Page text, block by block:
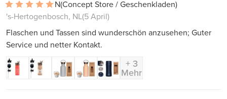
N(Concept Store / Geschenkladen)
's-Hertogenbosch, NL(5 April)
Flaschen und Tassen sind wunderschön anzusehen; Guter
Service und netter Kontakt.
+ 3
Mehr